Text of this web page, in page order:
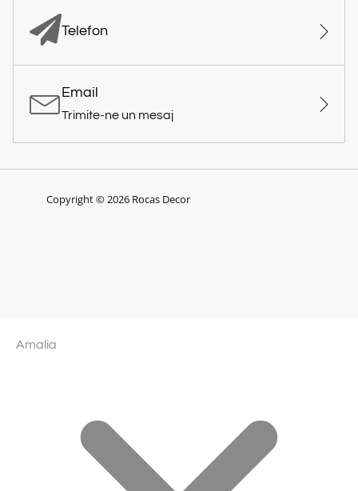
Telefon
Email
Trimite-ne un mesaj
Copyright © 2026 Rocas Decor
Amalia